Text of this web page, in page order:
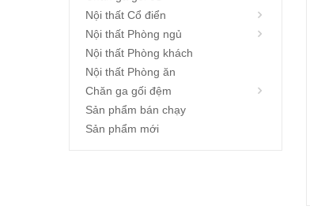
Nội thất Cổ điển
Nội thất Phòng ngủ
Nội thất Phòng khách
Nội thất Phòng ăn
Chăn ga gối đệm
Sản phẩm bán chạy
Sản phẩm mới